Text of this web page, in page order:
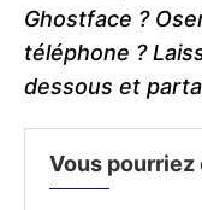
Ghostface ?
téléphone ?
dessous et
Vous